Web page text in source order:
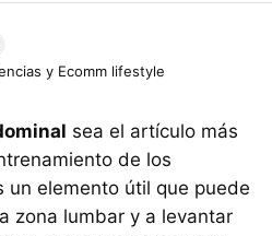
y Ecomm lifestyle
sea el artículo más
de los
un elemento útil que puede
zona lumbar y a levantar